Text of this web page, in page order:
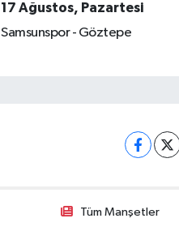
17 Ağustos, Pazartesi
Samsunspor - Göztepe
Tüm Manşetler